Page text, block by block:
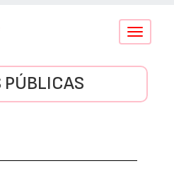
Conmutar
PÚBLICAS